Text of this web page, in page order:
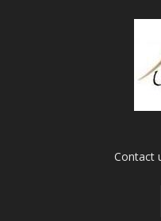
Contact